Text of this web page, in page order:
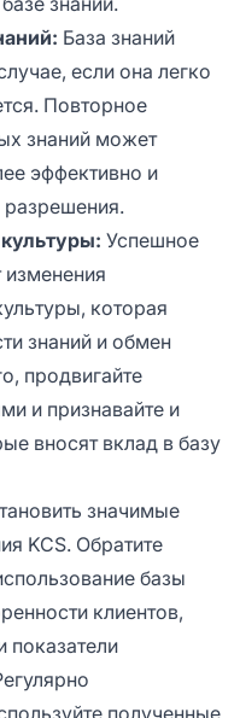
База знаний
если она легко
Повторное
знаний может
эффективно и
разрешения.
Успешное
изменения
которая
знаний и обмен
продвигайте
и признавайте и
вносят вклад в базу
значимые
KCS. Обратите
базы
клиентов,
показатели
полученные